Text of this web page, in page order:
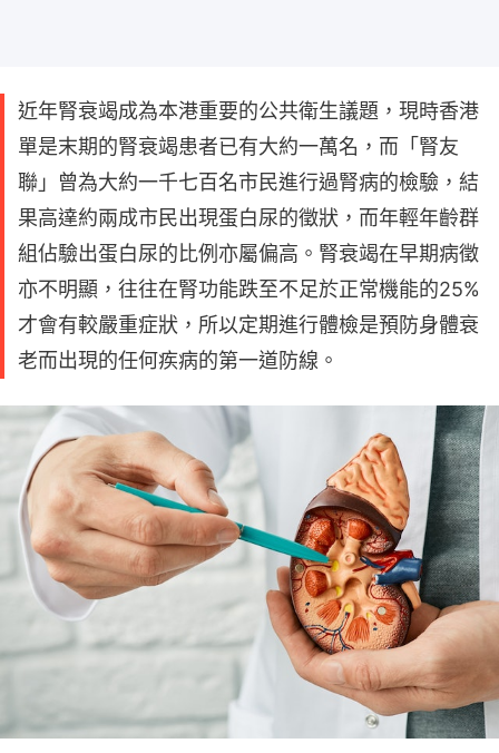
近年腎衰竭成為本港重要的公共衛生議題，現時香港
單是末期的腎衰竭患者已有大約一萬名，而「腎友
聯」曾為大約一千七百名市民進行過腎病的檢驗，結
果高達約兩成市民出現蛋白尿的徵狀，而年輕年齡群
組佔驗出蛋白尿的比例亦屬偏高。腎衰竭在早期病徵
亦不明顯，往往在腎功能跌至不足於正常機能的25%
才會有較嚴重症狀，所以定期進行體檢是預防身體衰
老而出現的任何疾病的第一道防線。